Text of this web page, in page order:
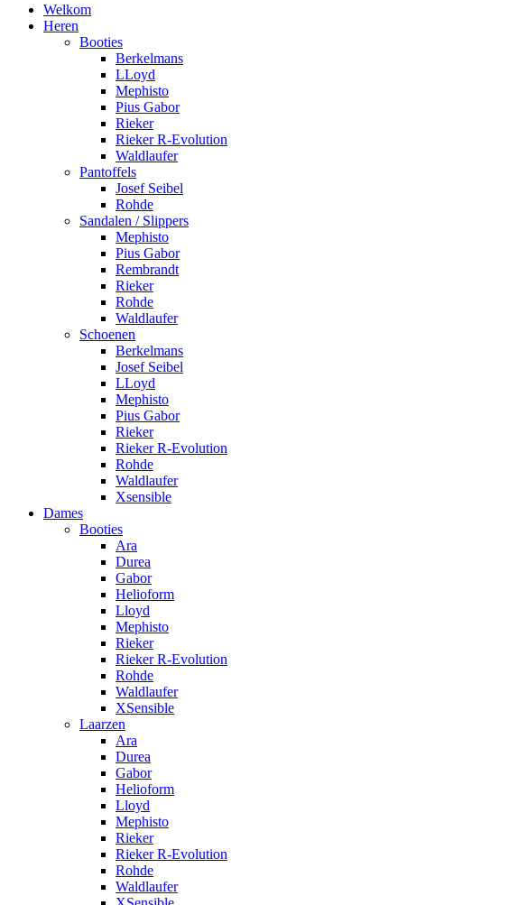
Welkom
Heren
Booties
Berkelmans
LLoyd
Mephisto
Pius Gabor
Rieker
Rieker R-Evolution
Waldlaufer
Pantoffels
Josef Seibel
Rohde
Sandalen / Slippers
Mephisto
Pius Gabor
Rembrandt
Rieker
Rohde
Waldlaufer
Schoenen
Berkelmans
Josef Seibel
LLoyd
Mephisto
Pius Gabor
Rieker
Rieker R-Evolution
Rohde
Waldlaufer
Xsensible
Dames
Booties
Ara
Durea
Gabor
Helioform
Lloyd
Mephisto
Rieker
Rieker R-Evolution
Rohde
Waldlaufer
XSensible
Laarzen
Ara
Durea
Gabor
Helioform
Lloyd
Mephisto
Rieker
Rieker R-Evolution
Rohde
Waldlaufer